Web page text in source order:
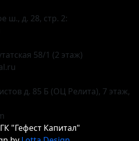
ш., д. 28, стр. 2:
58/1 (2 этаж)
д. 85 Б (ОЦ Релита), 7 этаж,
"Гефест Капитал"